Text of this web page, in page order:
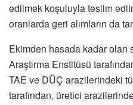
edilmek koşuluyla teslim
oranlarda geri alımların da
Ekimden hasada kadar olan
Araştırma Enstitüsü
TAE ve DÜÇ arazilerindeki
tarafından, üretici